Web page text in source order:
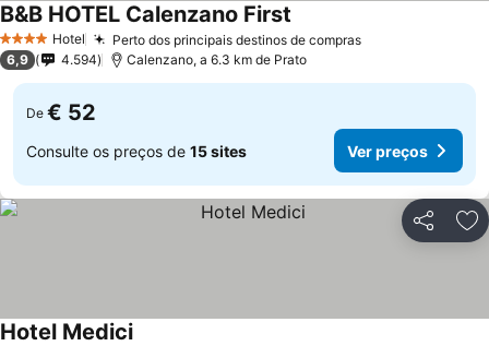
4 EstrelasHotel Perto dos principais destinos de compras
B&B HOTEL Calenzano First
6,9 4.594 Calenzano, a 6.3 km de Prato
De € 52
Consulte os preços de 15 sites Ver preços
Partilhar
Hotel Medici